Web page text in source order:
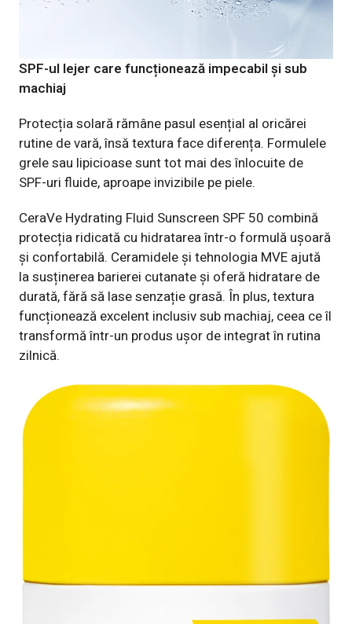
SPF-ul lejer care funcționează impecabil și sub
machiaj
Protecția solară rămâne pasul esențial al oricărei
rutine de vară, însă textura face diferența. Formulele
grele sau lipicioase sunt tot mai des înlocuite de
SPF-uri fluide, aproape invizibile pe piele.
CeraVe Hydrating Fluid Sunscreen SPF 50 combină
protecția ridicată cu hidratarea într-o formulă ușoară
și confortabilă. Ceramidele și tehnologia MVE ajută
la susținerea barierei cutanate și oferă hidratare de
durată, fără să lase senzație grasă. În plus, textura
funcționează excelent inclusiv sub machiaj, ceea ce îl
transformă într-un produs ușor de integrat în rutina
zilnică.